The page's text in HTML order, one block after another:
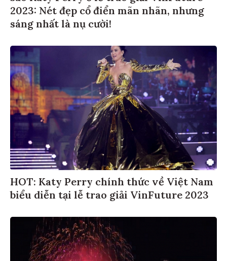
2023: Nét đẹp cổ điển mãn nhãn, nhưng
sáng nhất là nụ cười!
HOT: Katy Perry chính thức về Việt Nam
biểu diễn tại lễ trao giải VinFuture 2023